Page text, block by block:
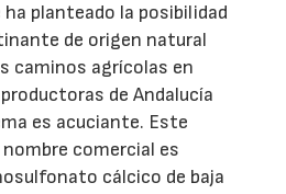
planteado la posibilidad
de origen natural
caminos agrícolas en
de Andalucía
es acuciante. Este
comercial es
cálcico de baja